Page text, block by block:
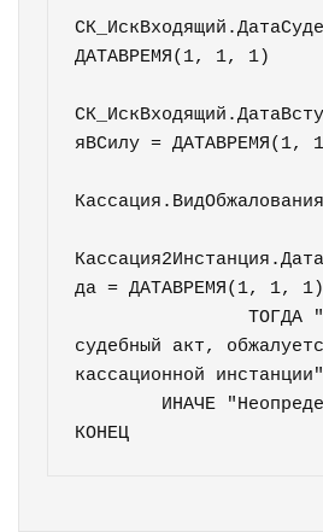
ДАТАВРЕМЯ(1, 1, 1)
яВСилу = ДАТАВРЕМЯ(1,
да = ДАТАВРЕМЯ(1, 1, 1)
		ТОГДА "Вынесен
судебный акт,
кассационной инстанции"
КОНЕЦ